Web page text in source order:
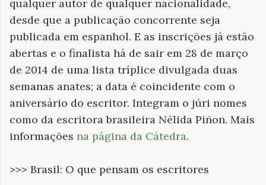
qualquer autor de qualquer nacionalidade,
desde que a publicação concorrente seja
publicada em espanhol. E as inscrições já estão
abertas e o finalista há de sair em 28 de março
de 2014 de uma lista tríplice divulgada duas
semanas anates; a data é coincidente com o
aniversário do escritor. Integram o júri nomes
como da escritora brasileira Nélida Piñon. Mais
informações na página da Cátedra.
>>> Brasil: O que pensam os escritores